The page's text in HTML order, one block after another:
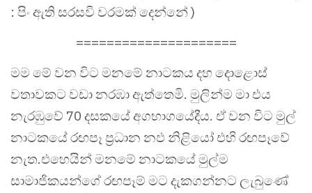
: පිං ඇති සරසවි වරමක් දෙන්නේ )
=====================
මම මේ වන විට මනමේ නාටකය දහ දොළොස්
වතාවකට වඩා නරඹා ඇත්තෙමි. මුලින්ම මා එය
නැරඹුවේ 70 දසකයේ අගභාගයේදීය. ඒ වන විට මුල්
නාටකයේ රඟපෑ ප්‍රධාන නඵ නිළියෝ එහි රඟපෑවේ
නැත.එහෙයින් මනමේ නාටකයේ මුල්ම
සාමාජිකයන්ගේ රඟපෑම් මට දැකගන්නට ලැබුණේ